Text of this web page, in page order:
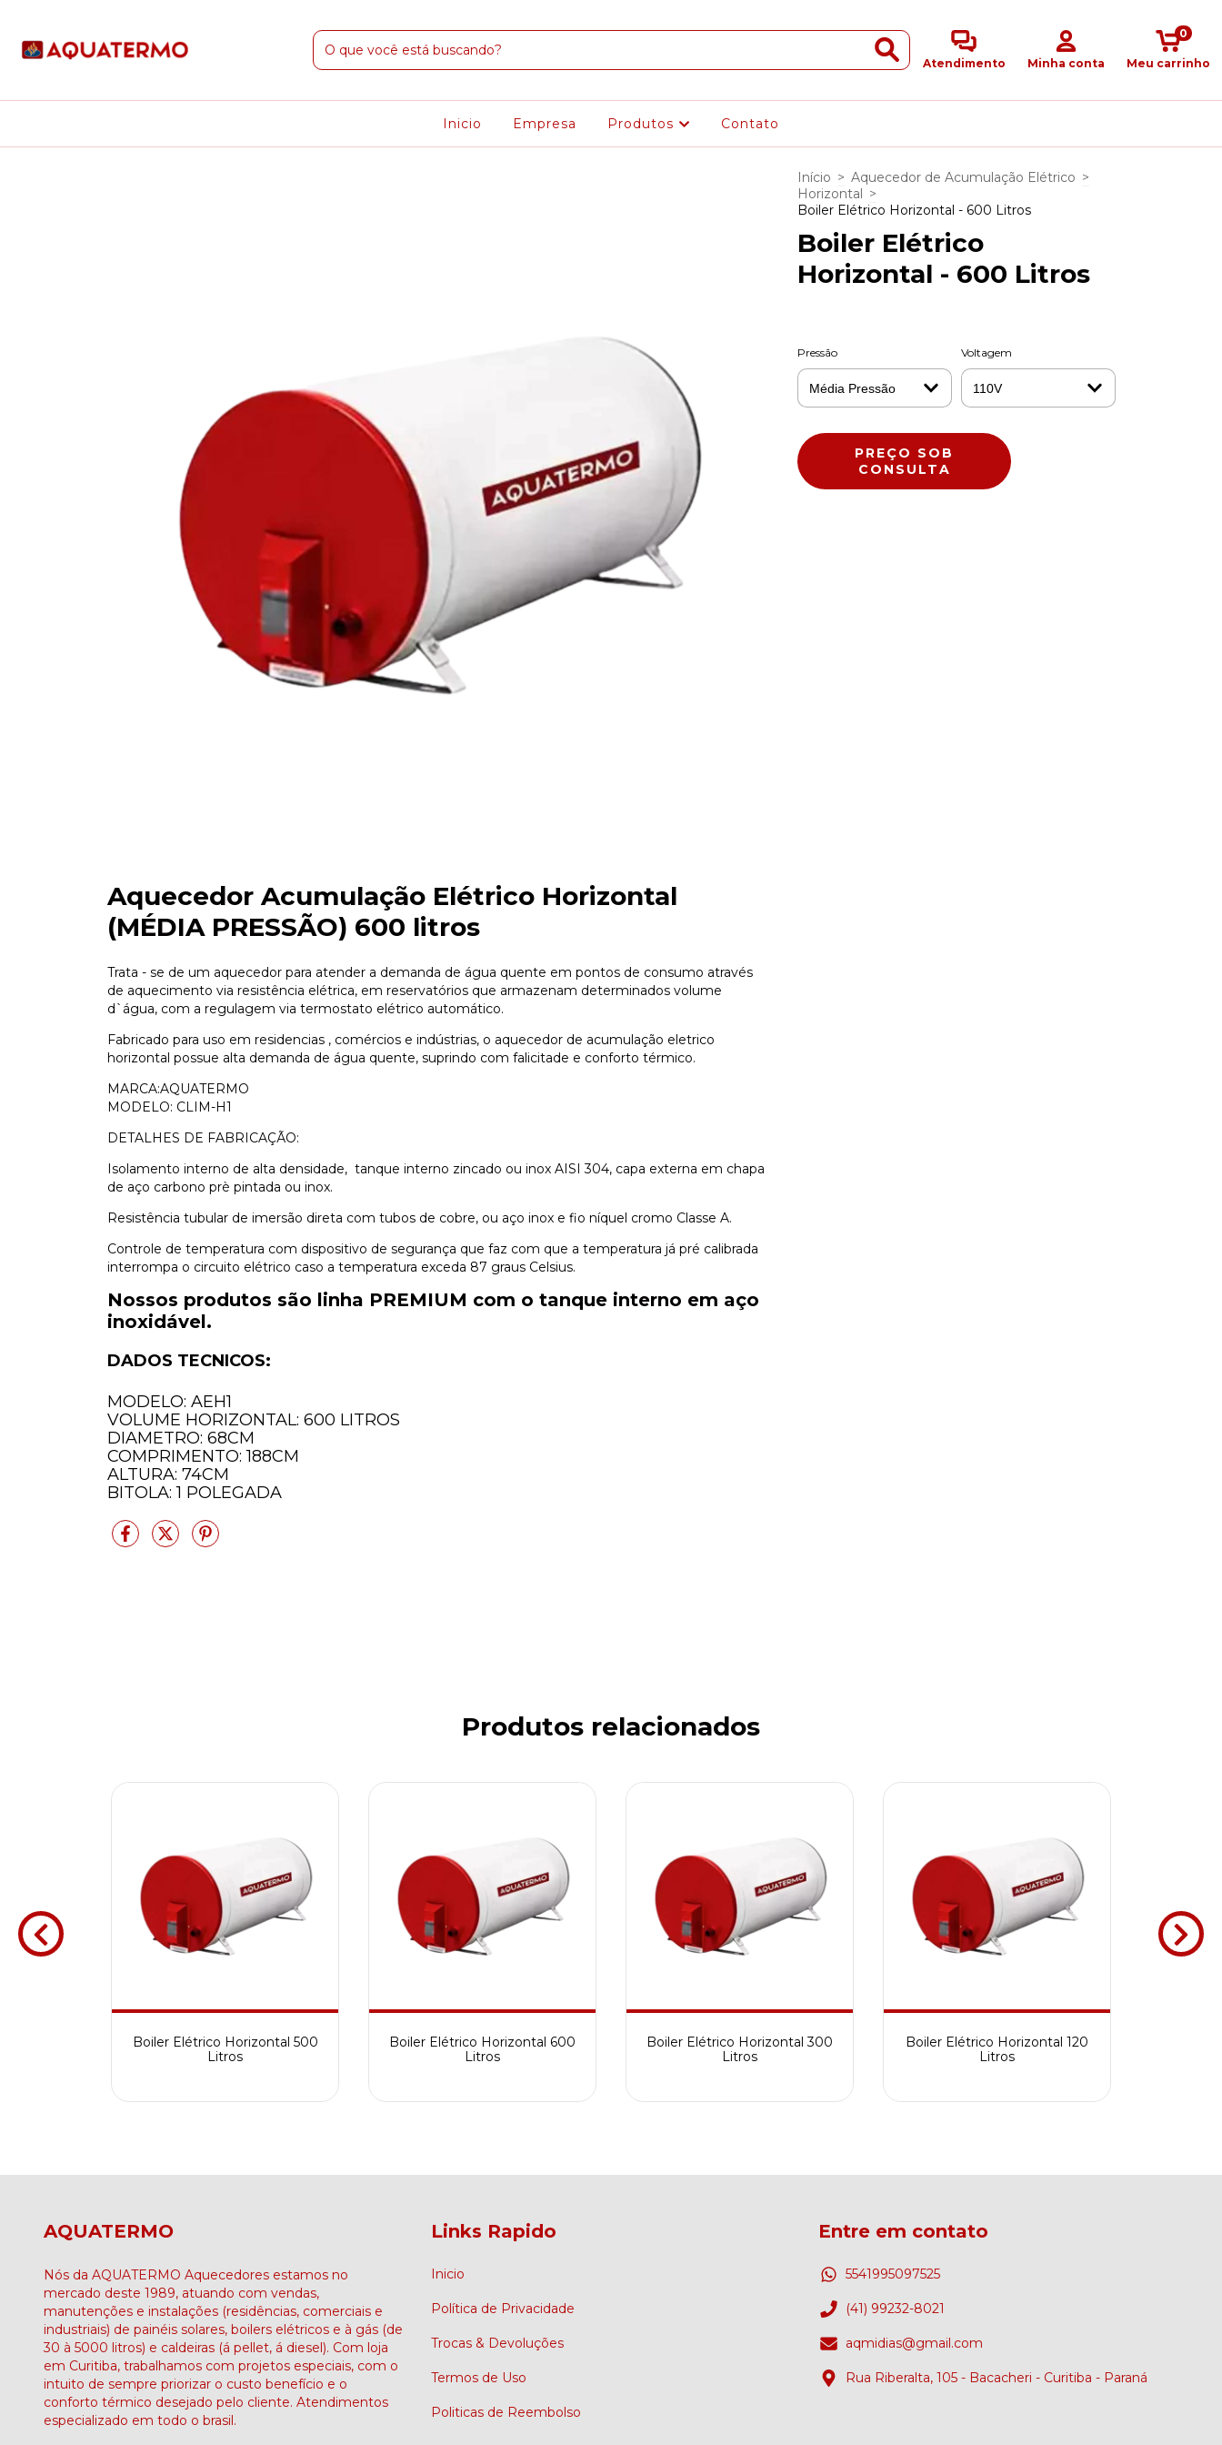
Atendimento Minha conta Meu carrinho
0
Inicio Empresa Produtos Contato
Aquecedor Acumulação Elétrico Horizontal
(MÉDIA PRESSÃO) 600 litros
Trata - se de um aquecedor para atender a demanda de água quente em pontos de consumo através
de aquecimento via resistência elétrica, em reservatórios que armazenam determinados volume
d`água, com a regulagem via termostato elétrico automático.
Fabricado para uso em residencias , comércios e indústrias, o aquecedor de acumulação eletrico
horizontal possue alta demanda de água quente, suprindo com falicitade e conforto térmico.
MARCA:AQUATERMO
MODELO: CLIM-H1
DETALHES DE FABRICAÇÃO:
Isolamento interno de alta densidade, tanque interno zincado ou inox AISI 304, capa externa em chapa
de aço carbono prè pintada ou inox.
Resistência tubular de imersão direta com tubos de cobre, ou aço inox e fio níquel cromo Classe A.
Controle de temperatura com dispositivo de segurança que faz com que a temperatura já pré calibrada
interrompa o circuito elétrico caso a temperatura exceda 87 graus Celsius.
Nossos produtos são linha PREMIUM com o tanque interno em aço
inoxidável.
DADOS TECNICOS:
MODELO: AEH1
VOLUME HORIZONTAL: 600 LITROS
DIAMETRO: 68CM
COMPRIMENTO: 188CM
ALTURA: 74CM
BITOLA: 1 POLEGADA
Início > Aquecedor de Acumulação Elétrico >
Horizontal >
Boiler Elétrico Horizontal - 600 Litros
Boiler Elétrico
Horizontal - 600 Litros
Pressão Voltagem
Produtos relacionados
Boiler Elétrico Horizontal 500
Litros
Boiler Elétrico Horizontal 600
Litros
Boiler Elétrico Horizontal 300
Litros
Boiler Elétrico Horizontal 120
Litros
AQUATERMO
Nós da AQUATERMO Aquecedores estamos no
mercado deste 1989, atuando com vendas,
manutenções e instalações (residências, comerciais e
industriais) de painéis solares, boilers elétricos e à gás (de
30 à 5000 litros) e caldeiras (á pellet, á diesel). Com loja
em Curitiba, trabalhamos com projetos especiais, com o
intuito de sempre priorizar o custo benefício e o
conforto térmico desejado pelo cliente. Atendimentos
especializado em todo o brasil.
Links Rapido
Inicio
Política de Privacidade
Trocas & Devoluções
Termos de Uso
Politicas de Reembolso
Entre em contato
5541995097525
(41) 99232-8021
aqmidias@gmail.com
Rua Riberalta, 105 - Bacacheri - Curitiba - Paraná